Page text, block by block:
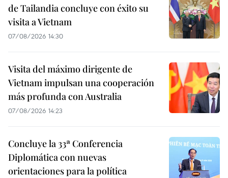
de Tailandia concluye con éxito su
visita a Vietnam
07/08/2026 14:30
Visita del máximo dirigente de
Vietnam impulsan una cooperación
más profunda con Australia
07/08/2026 14:23
Concluye la 33ª Conferencia
Diplomática con nuevas
orientaciones para la política